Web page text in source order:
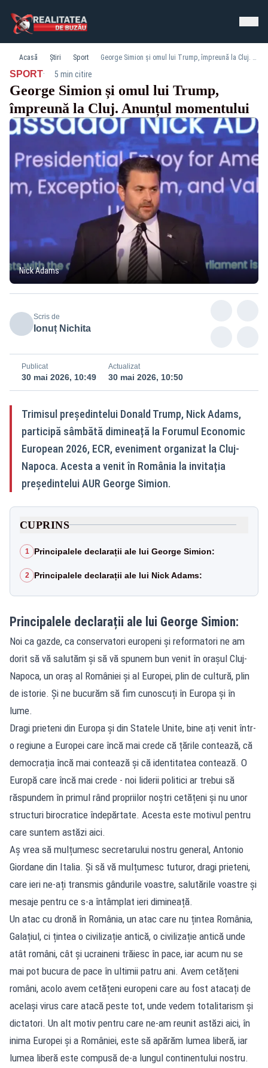
Acasă Știri Sport George Simion și omul lui Trump, împreună la Cluj. Anunțul momentului
SPORT· 5 min citire
George Simion și omul lui Trump,
împreună la Cluj. Anunțul momentului
Nick Adams
Scris de
Ionuț Nichita
Publicat
30 mai 2026, 10:49
Actualizat
30 mai 2026, 10:50
Trimisul președintelui Donald Trump, Nick Adams,
participă sâmbătă dimineață la Forumul Economic
European 2026, ECR, eveniment organizat la Cluj-
Napoca. Acesta a venit în România la invitația
președintelui AUR George Simion.
CUPRINS
1 Principalele declarații ale lui George Simion:
2 Principalele declarații ale lui Nick Adams:
Principalele declarații ale lui George Simion:
Noi ca gazde, ca conservatori europeni și reformatori ne am
dorit să vă salutăm și să vă spunem bun venit în orașul Cluj-
Napoca, un oraș al României și al Europei, plin de cultură, plin
de istorie. Și ne bucurăm să fim cunoscuți în Europa și în
lume.
Dragi prieteni din Europa și din Statele Unite, bine ați venit într-
o regiune a Europei care încă mai crede că țările contează, că
democrația încă mai contează și că identitatea contează. O
Europă care încă mai crede - noi liderii politici ar trebui să
răspundem în primul rând propriilor noștri cetățeni și nu unor
structuri birocratice îndepărtate. Acesta este motivul pentru
care suntem astăzi aici.
Aș vrea să mulțumesc secretarului nostru general, Antonio
Giordane din Italia. Și să vă mulțumesc tuturor, dragi prieteni,
care ieri ne-ați transmis gândurile voastre, salutările voastre și
mesaje pentru ce s-a întâmplat ieri dimineață.
Un atac cu dronă în România, un atac care nu țintea România,
Galațiul, ci țintea o civilizație antică, o civilizație antică unde
atât români, cât și ucraineni trăiesc în pace, iar acum nu se
mai pot bucura de pace în ultimii patru ani. Avem cetățeni
români, acolo avem cetățeni europeni care au fost atacați de
același virus care atacă peste tot, unde vedem totalitarism și
dictatori. Un alt motiv pentru care ne-am reunit astăzi aici, în
inima Europei și a României, este să apărăm lumea liberă, iar
lumea liberă este compusă de-a lungul continentului nostru.